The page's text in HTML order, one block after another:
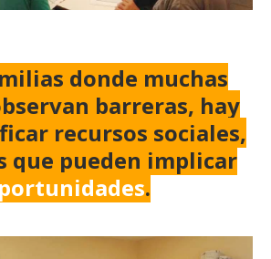
donde muchas
barreras, hay
recursos sociales,
que pueden implicar
.